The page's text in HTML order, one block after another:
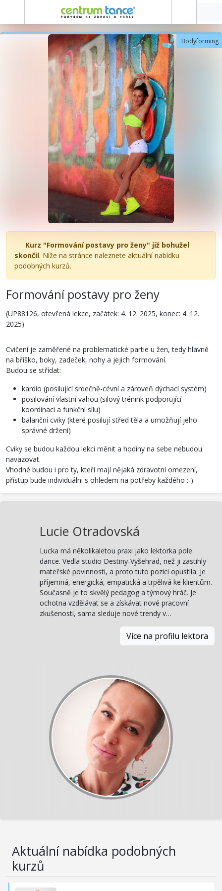
Bodyforming
Kurz "Formování postavy pro ženy" již bohužel
skončil. Níže na stránce naleznete aktuální nabídku
podobných kurzů.
Formování postavy pro ženy
(UP88126, otevřená lekce, začátek: 4. 12. 2025, konec: 4. 12.
2025)
Cvičení je zaměřené na problematické partie u žen, tedy hlavně
na bříško, boky, zadeček, nohy a jejich formování.
Budou se střídat:
kardio (posilující srdečně-cévní a zároveň dýchací systém)
posilování vlastní vahou (silový trénink podporující
koordinaci a funkční sílu)
balanční cviky (které posilují střed těla a umožňují jeho
správné držení)
Cviky se budou každou lekci měnit a hodiny na sebe nebudou
navazovat.
Vhodné budou i pro ty, kteří mají nějaká zdravotní omezení,
přístup bude individuálni s ohledem na potřeby každého :-).
Lucie Otradovská
Lucka má několikaletou praxi jako lektorka pole
dance. Vedla studio Destiny-Vyšehrad, než ji zastihly
mateřské povinnosti, a proto tuto pozici opustila. Je
příjemná, energická, empatická a trpělivá ke klientům.
Současně je to skvělý pedagog a týmový hráč. Je
ochotna vzdělávat se a získávat nové pracovní
zkušenosti, sama sleduje nové trendy v…
Více na profilu lektora
Aktuální nabídka podobných
kurzů